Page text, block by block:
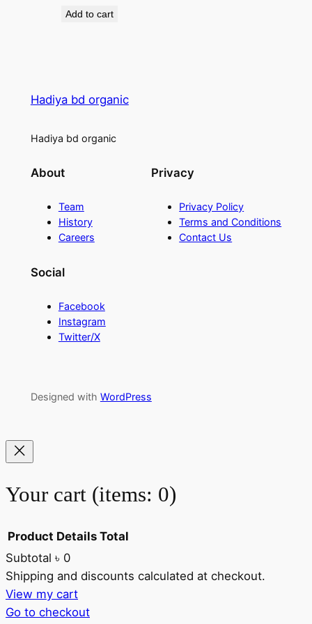
was:
Add to cart
Hadiya bd organic
Hadiya bd organic
About
Team
History
Careers
Privacy
Privacy Policy
Terms and Conditions
Contact Us
Social
Facebook
Instagram
Twitter/X
Designed with WordPress
Your cart (items: 0)
Products
in
Product Details Total
Subtotal ৳ 0
Shipping and discounts calculated at checkout.
View my cart
Go to checkout